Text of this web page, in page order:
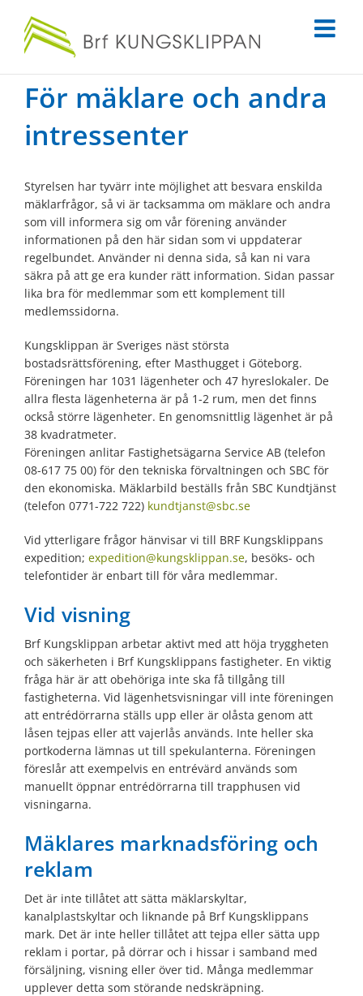
innehållet
För mäklare och andra
intressenter
Styrelsen har tyvärr inte möjlighet att besvara enskilda
mäklarfrågor, så vi är tacksamma om mäklare och andra
som vill informera sig om vår förening använder
informationen på den här sidan som vi uppdaterar
regelbundet. Använder ni denna sida, så kan ni vara
säkra på att ge era kunder rätt information. Sidan passar
lika bra för medlemmar som ett komplement till
medlemssidorna.
Kungsklippan är Sveriges näst största
bostadsrättsförening, efter Masthugget i Göteborg.
Föreningen har 1031 lägenheter och 47 hyreslokaler. De
allra flesta lägenheterna är på 1-2 rum, men det finns
också större lägenheter. En genomsnittlig lägenhet är på
38 kvadratmeter.
Föreningen anlitar Fastighetsägarna Service AB (telefon
08-617 75 00) för den tekniska förvaltningen och SBC för
den ekonomiska. Mäklarbild beställs från SBC Kundtjänst
(telefon 0771-722 722) kundtjanst@sbc.se
Vid ytterligare frågor hänvisar vi till BRF Kungsklippans
expedition; expedition@kungsklippan.se, besöks- och
telefontider är enbart till för våra medlemmar.
Vid visning
Brf Kungsklippan arbetar aktivt med att höja tryggheten
och säkerheten i Brf Kungsklippans fastigheter. En viktig
fråga här är att obehöriga inte ska få tillgång till
fastigheterna. Vid lägenhetsvisningar vill inte föreningen
att entrédörrarna ställs upp eller är olåsta genom att
låsen tejpas eller att vajerlås används. Inte heller ska
portkoderna lämnas ut till spekulanterna. Föreningen
föreslår att exempelvis en entrévärd används som
manuellt öppnar entrédörrarna till trapphusen vid
visningarna.
Mäklares marknadsföring och
reklam
Det är inte tillåtet att sätta mäklarskyltar,
kanalplastskyltar och liknande på Brf Kungsklippans
mark. Det är inte heller tillåtet att tejpa eller sätta upp
reklam i portar, på dörrar och i hissar i samband med
försäljning, visning eller över tid. Många medlemmar
upplever detta som störande nedskräpning.